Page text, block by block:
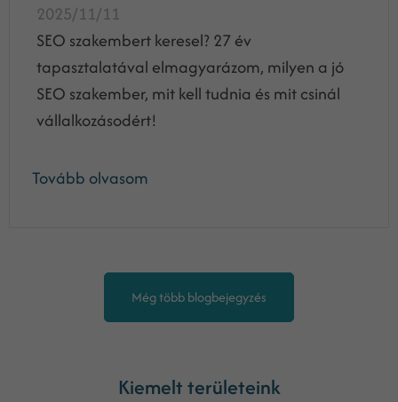
2025/11/11
SEO szakembert keresel? 27 év
tapasztalatával elmagyarázom, milyen a jó
SEO szakember, mit kell tudnia és mit csinál
vállalkozásodért!
Tovább olvasom
Még több blogbejegyzés
Kiemelt területeink